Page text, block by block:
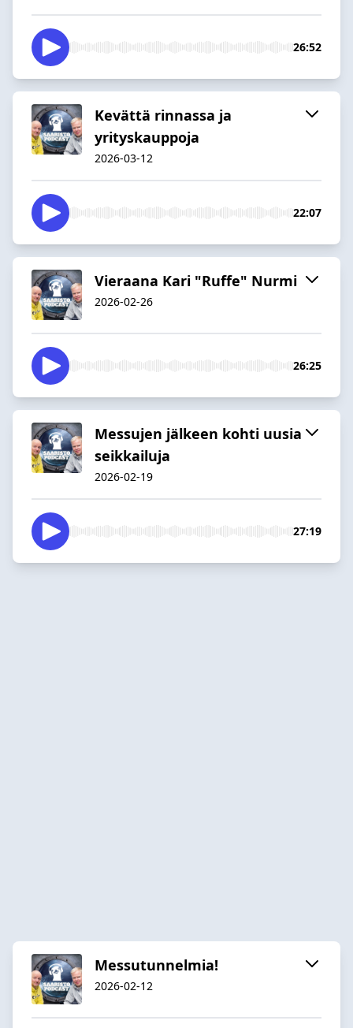
26:52
Kevättä rinnassa ja
yrityskauppoja
2026-03-12
22:07
Vieraana Kari "Ruffe" Nurmi
2026-02-26
26:25
Messujen jälkeen kohti uusia
seikkailuja
2026-02-19
27:19
Messutunnelmia!
2026-02-12